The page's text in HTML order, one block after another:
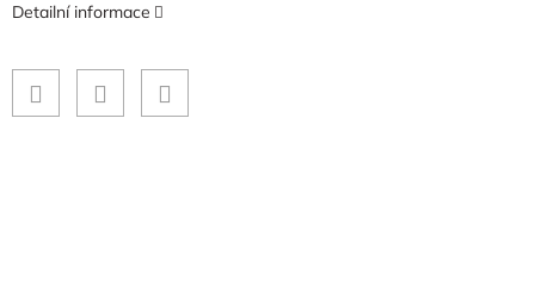
Detailní informace